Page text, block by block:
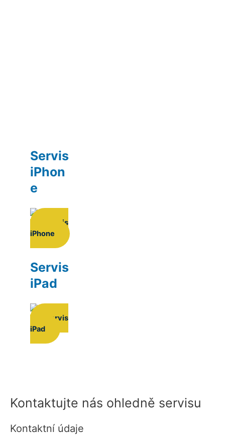
Servis
iPhon
e
Servis
iPhone
Servis
iPad
Servis
iPad
Kontaktujte nás ohledně servisu
Kontaktní údaje